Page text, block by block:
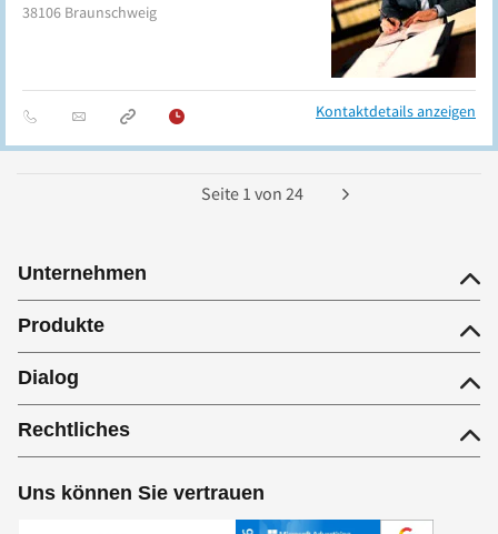
38106 Braunschweig
Kontaktdetails anzeigen
Seite 1 von 24
Unternehmen
Produkte
Dialog
Rechtliches
Uns können Sie vertrauen